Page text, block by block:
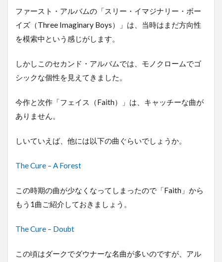
ファースト・アルバムの「スリー・イマジナリー・ボー
イズ（Three Imaginary Boys）」は、当時はまだ方向性
を模索中という感じがします。
しかしこのセカンド・アルバムでは、モノクロームでゴ
シックな個性を見えてきました。
今作と次作「フェイス（Faith）」は、キャッチーな曲が
ありません。
しいていえば、他には以下の曲ぐらいでしょうか。
The Cure – A Forest
この時期の曲が少なくなってしまったので「Faith」から
もう1曲ご紹介しておきましょう。
The Cure – Doubt
この頃はダークでダウナーな名曲が多いのですが、アル